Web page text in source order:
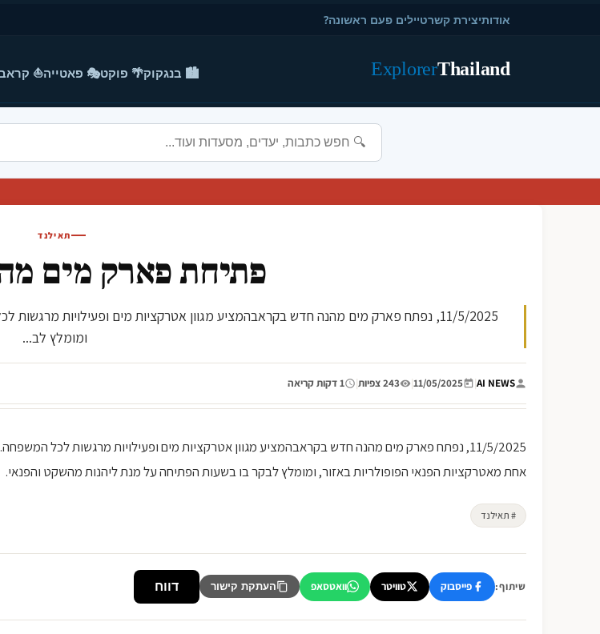
אודותיצירת קשרטיילים פעם ראשונה?
Thailand
Explorer 🏙️ בנגקוק🌴 פוקט🎭 פאטייה⛵
תאילנד
פתיחת פארק מים
11/5/2025, נפתח פארק מים מהנה חדש בקראבהמציע מגוון אטרקציות מים ופעילויות
ומומלץ לב...
AI NEWS
|
11/05/2025
| 243 צפיות | 1 דקות קריאה
11/5/2025, נפתח פארק מים מהנה חדש בקראבהמציע מגוון אטרקציות מים ופעילויות מרגשות לכל
אחת מאטרקציות הפנאי הפופולריות באזור, ומומלץ לבקר בו בשעות הפתיחה על מנת ליהנות מהשקט והפנאי.
# תאילנד
שיתוף: פייסבוק טוויטר וואטסאפ העתקת קישור דווח